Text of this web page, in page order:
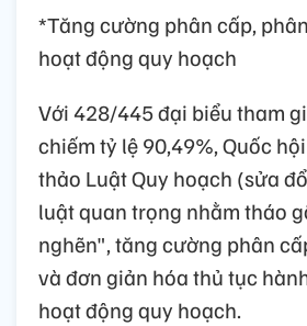
*Tăng cường phân cấp,
hoạt động quy hoạch
Với 428/445 đại biểu tham
chiếm tỷ lệ 90,49%, Quốc
thảo Luật Quy hoạch (sửa
luật quan trọng nhằm tháo
nghẽn", tăng cường phân
và đơn giản hóa thủ tục
hoạt động quy hoạch.